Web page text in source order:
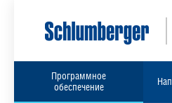
Программное
обеспечение